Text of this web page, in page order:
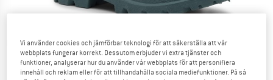
Detaljbilder
Vi använder cookies och jämförbar teknologi för att säkerställa att vår
webbplats fungerar korrekt. Dessutom erbjuder vi extra tjänster och
funktioner, analyserar hur du använder vår webbplats för att personifiera
innehåll och reklam eller för att tillhandahålla sociala mediefunktioner. På så